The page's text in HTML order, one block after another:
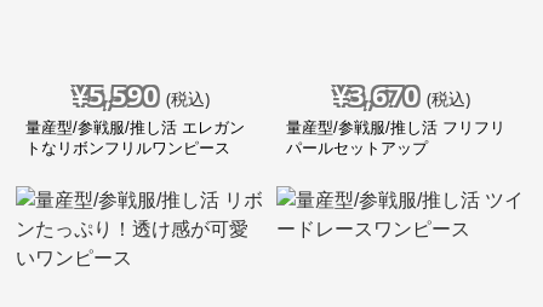
¥5,590 (税込)
量産型/参戦服/推し活 エレガン
トなリボンフリルワンピース
¥3,670 (税込)
量産型/参戦服/推し活 フリフリ
パールセットアップ